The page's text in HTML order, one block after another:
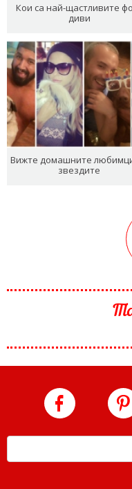
Кои са най-щастливите
диви
Вижте домашните
звездите